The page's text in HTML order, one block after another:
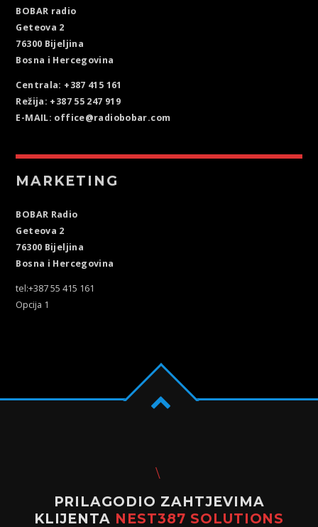
BOBAR radio
Geteova 2
76300 Bijeljina
Bosna i Hercegovina
Centrala: +387 415 161
Režija: +387 55 247 919
E-MAIL: office@radiobobar.com
MARKETING
BOBAR Radio
Geteova 2
76300 Bijeljina
Bosna i Hercegovina
tel:+387 55 415 161
Opcija 1
PRILAGODIO ZAHTJEVIMA
KLIJENTA NEST387 SOLUTIONS